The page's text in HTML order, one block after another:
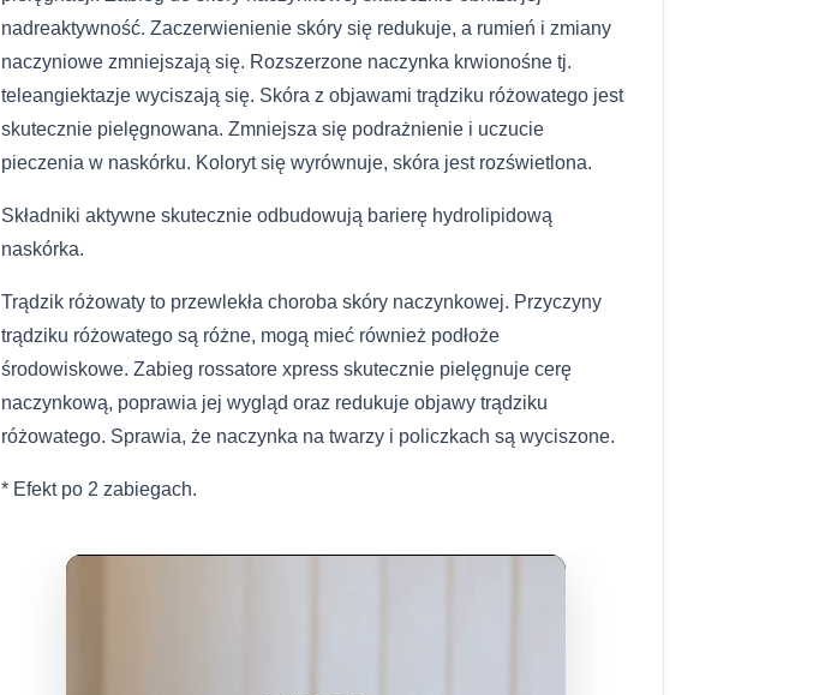
nadreaktywność. Zaczerwienienie skóry się redukuje, a rumień i zmiany
naczyniowe zmniejszają się. Rozszerzone naczynka krwionośne tj.
teleangiektazje wyciszają się. Skóra z objawami trądziku różowatego jest
skutecznie pielęgnowana. Zmniejsza się podrażnienie i uczucie
pieczenia w naskórku. Koloryt się wyrównuje, skóra jest rozświetlona.
Składniki aktywne skutecznie odbudowują barierę hydrolipidową
naskórka.
Trądzik różowaty to przewlekła choroba skóry naczynkowej. Przyczyny
trądziku różowatego są różne, mogą mieć również podłoże
środowiskowe. Zabieg rossatore xpress skutecznie pielęgnuje cerę
naczynkową, poprawia jej wygląd oraz redukuje objawy trądziku
różowatego. Sprawia, że naczynka na twarzy i policzkach są wyciszone.
* Efekt po 2 zabiegach.